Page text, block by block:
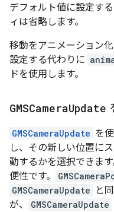
デフォルト値に設定する
ィは省略します。
移動をアニメーション化
設定する代わりに
ドを使用します。
GMSCameraUpdate
GMSCameraUpdate を
し、その新しい位置に
動するかを選択できます
便性です。
GMSCameraUpdate
と
が、
GMSCameraUpdate